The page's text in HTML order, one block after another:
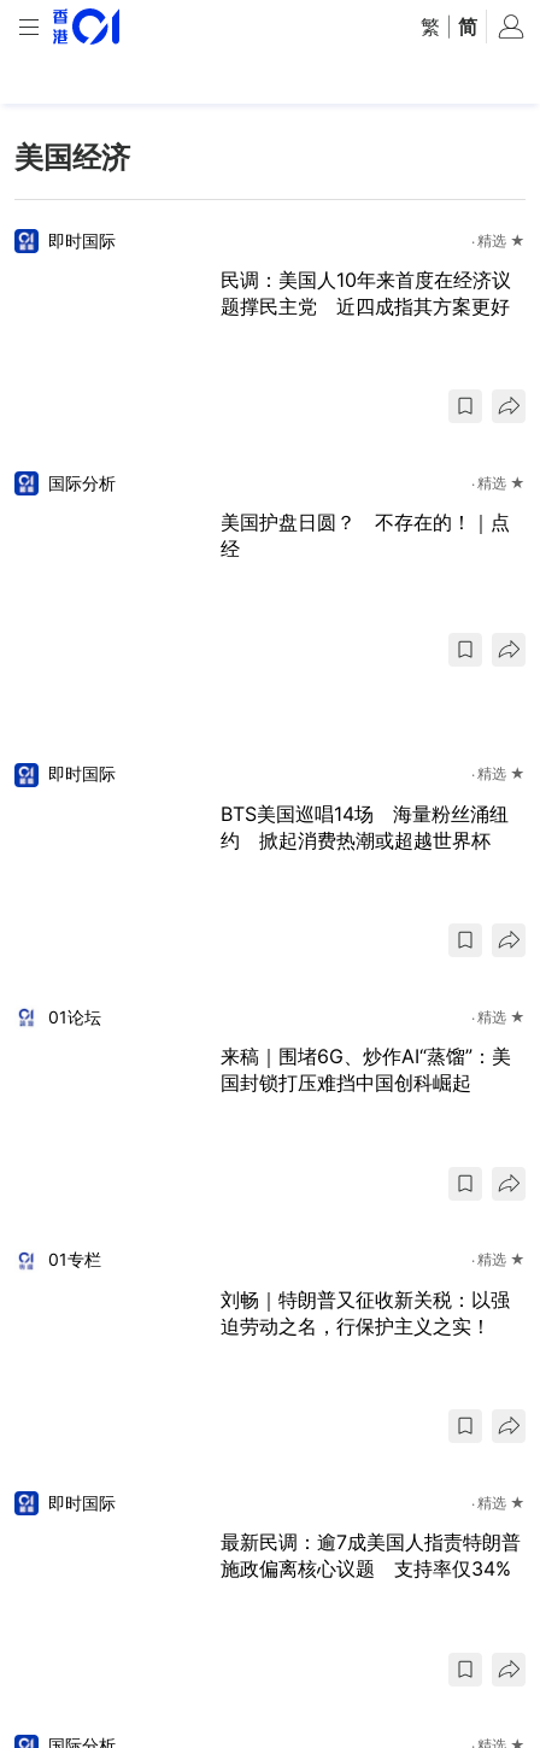
繁 简
美国经济
即时国际 精选 ★
民调：美国人10年来首度在经济议
题撑民主党 近四成指其方案更好
国际分析 精选 ★
美国护盘日圆？ 不存在的！｜点
经
即时国际 精选 ★
BTS美国巡唱14场 海量粉丝涌纽
约 掀起消费热潮或超越世界杯
01论坛 精选 ★
来稿｜围堵6G、炒作AI“蒸馏”：美
国封锁打压难挡中国创科崛起
01专栏 精选 ★
刘畅｜特朗普又征收新关税：以强
迫劳动之名，行保护主义之实！
即时国际 精选 ★
最新民调：逾7成美国人指责特朗普
施政偏离核心议题 支持率仅34%